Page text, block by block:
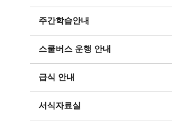
주간학습안내
스쿨버스 운행 안내
급식 안내
서식자료실